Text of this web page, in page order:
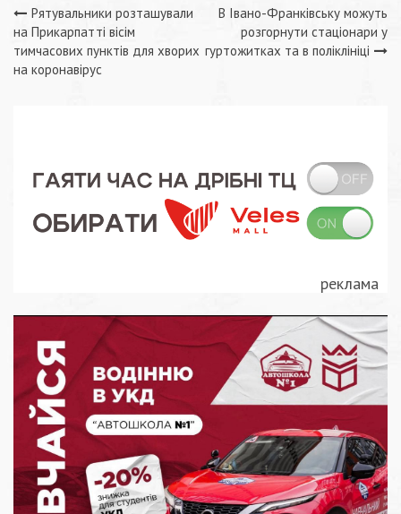
Навігація
записів
Рятувальники розташували
на Прикарпатті вісім
тимчасових пунктів для хворих
на коронавірус
В Івано-Франківську можуть
розгорнути стаціонари у
гуртожитках та в поліклініці